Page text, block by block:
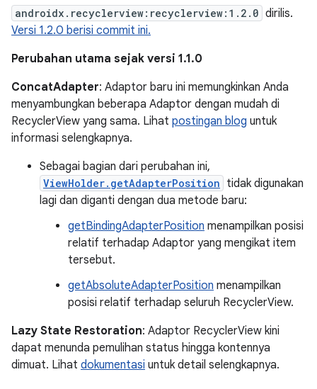
androidx.recyclerview:recyclerview:1.2.0 dirilis.
Versi 1.2.0 berisi commit ini.
Perubahan utama sejak versi 1.1.0
ConcatAdapter: Adaptor baru ini memungkinkan Anda
menyambungkan beberapa Adaptor dengan mudah di
RecyclerView yang sama. Lihat postingan blog untuk
informasi selengkapnya.
Sebagai bagian dari perubahan ini,
ViewHolder.getAdapterPosition tidak digunakan
lagi dan diganti dengan dua metode baru:
getBindingAdapterPosition menampilkan posisi
relatif terhadap Adaptor yang mengikat item
tersebut.
getAbsoluteAdapterPosition menampilkan
posisi relatif terhadap seluruh RecyclerView.
Lazy State Restoration: Adaptor RecyclerView kini
dapat menunda pemulihan status hingga kontennya
dimuat. Lihat dokumentasi untuk detail selengkapnya.